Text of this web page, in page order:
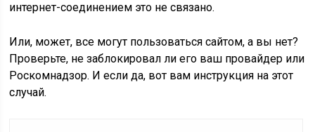
интернет-соединением это не связано.
Или, может, все могут пользоваться сайтом, а вы нет?
Проверьте, не заблокировал ли его ваш провайдер или
Роскомнадзор. И если да, вот вам инструкция на этот
случай.